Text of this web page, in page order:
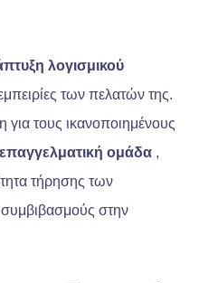
λογισμικού
εμπειρίες των πελατών της.
τους ικανοποιημένους
επαγγελματική ομάδα ,
τήρησης των
στην